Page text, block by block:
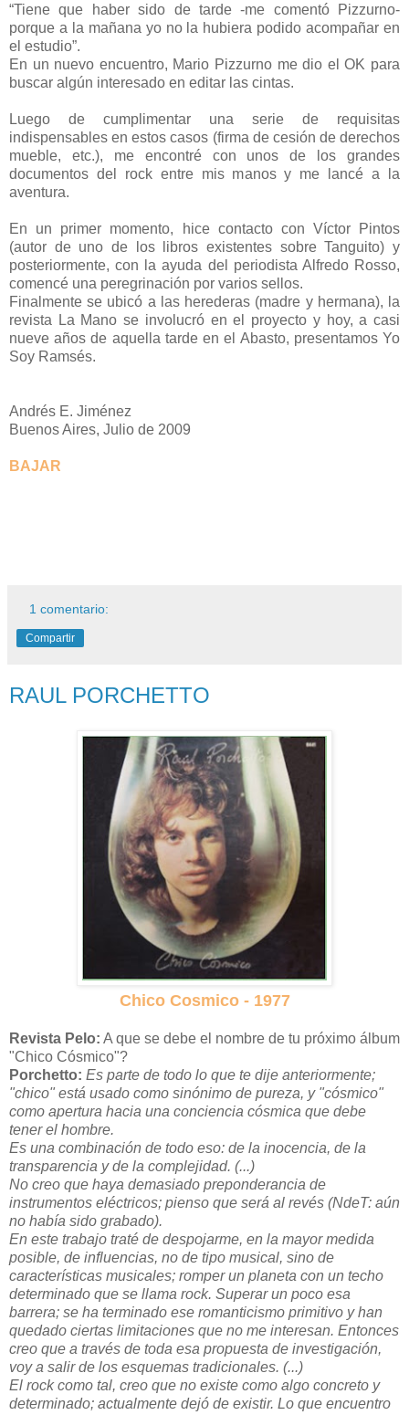
“Tiene que haber sido de tarde -me comentó Pizzurno-
porque a la mañana yo no la hubiera podido acompañar en
el estudio”.
En un nuevo encuentro, Mario Pizzurno me dio el OK para
buscar algún interesado en editar las cintas.
Luego de cumplimentar una serie de requisitas
indispensables en estos casos (firma de cesión de derechos
mueble, etc.), me encontré con unos de los grandes
documentos del rock entre mis manos y me lancé a la
aventura.
En un primer momento, hice contacto con Víctor Pintos
(autor de uno de los libros existentes sobre Tanguito) y
posteriormente, con la ayuda del periodista Alfredo Rosso,
comencé una peregrinación por varios sellos.
Finalmente se ubicó a las herederas (madre y hermana), la
revista La Mano se involucró en el proyecto y hoy, a casi
nueve años de aquella tarde en el Abasto, presentamos Yo
Soy Ramsés.
Andrés E. Jiménez
Buenos Aires, Julio de 2009
BAJAR
1 comentario:
Compartir
RAUL PORCHETTO
Chico Cosmico - 1977
Revista Pelo: A que se debe el nombre de tu próximo álbum
"Chico Cósmico"?
Porchetto: Es parte de todo lo que te dije anteriormente;
"chico" está usado como sinónimo de pureza, y "cósmico"
como apertura hacia una conciencia cósmica que debe
tener el hombre.
Es una combinación de todo eso: de la inocencia, de la
transparencia y de la complejidad. (...)
No creo que haya demasiado preponderancia de
instrumentos eléctricos; pienso que será al revés (NdeT: aún
no había sido grabado).
En este trabajo traté de despojarme, en la mayor medida
posible, de influencias, no de tipo musical, sino de
características musicales; romper un planeta con un techo
determinado que se llama rock. Superar un poco esa
barrera; se ha terminado ese romanticismo primitivo y han
quedado ciertas limitaciones que no me interesan. Entonces
creo que a través de toda esa propuesta de investigación,
voy a salir de los esquemas tradicionales. (...)
El rock como tal, creo que no existe como algo concreto y
determinado; actualmente dejó de existir. Lo que encuentro